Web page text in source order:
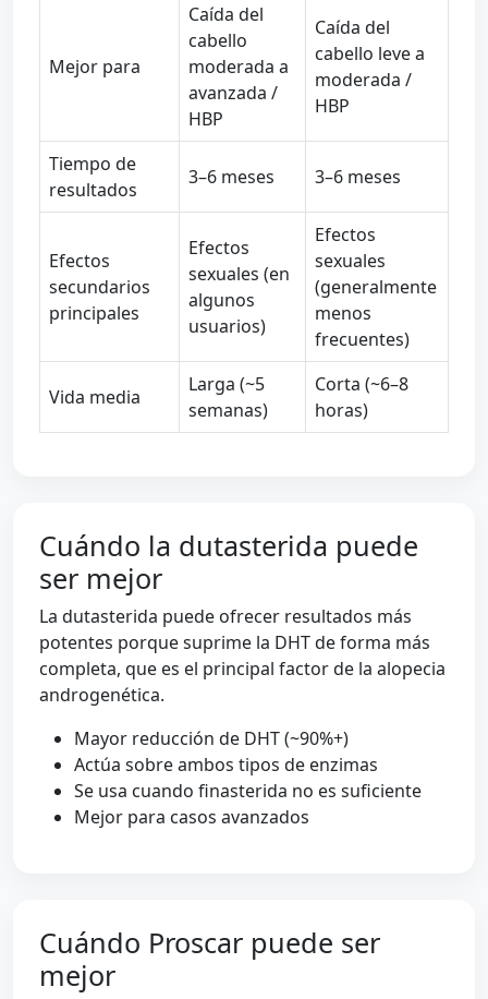
Mejor para
Caída del
cabello
moderada a
avanzada /
HBP
Caída del
cabello leve a
moderada /
HBP
Tiempo de
resultados
3–6 meses 3–6 meses
Efectos
secundarios
principales
Efectos
sexuales (en
algunos
usuarios)
Efectos
sexuales
(generalmente
menos
frecuentes)
Vida media
Larga (~5
semanas)
Corta (~6–8
horas)
Cuándo la dutasterida puede
ser mejor
La dutasterida puede ofrecer resultados más
potentes porque suprime la DHT de forma más
completa, que es el principal factor de la alopecia
androgenética.
Mayor reducción de DHT (~90%+)
Actúa sobre ambos tipos de enzimas
Se usa cuando finasterida no es suficiente
Mejor para casos avanzados
Cuándo Proscar puede ser
mejor